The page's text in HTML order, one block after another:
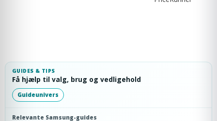
GUIDES & TIPS
Få hjælp til valg, brug og vedligehold
Guideunivers
Relevante Samsung-guides